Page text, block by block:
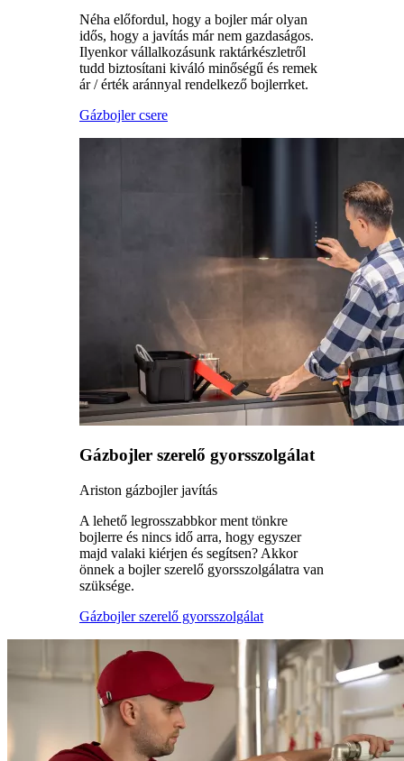
Néha előfordul, hogy a bojler már olyan
idős, hogy a javítás már nem gazdaságos.
Ilyenkor vállalkozásunk raktárkészletről
tudd biztosítani kiváló minőségű és remek
ár / érték aránnyal rendelkező bojlerrket.
Gázbojler csere
Gázbojler szerelő gyorsszolgálat
Ariston gázbojler javítás
A lehető legrosszabbkor ment tönkre
bojlerre és nincs idő arra, hogy egyszer
majd valaki kiérjen és segítsen? Akkor
önnek a bojler szerelő gyorsszolgálatra van
szüksége.
Gázbojler szerelő gyorsszolgálat